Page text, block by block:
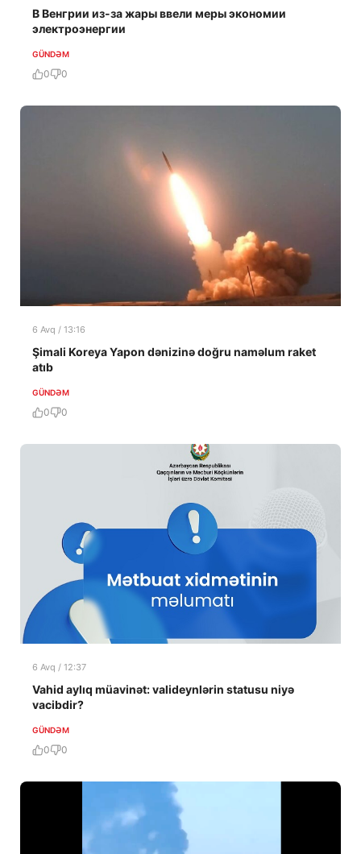
В Венгрии из-за жары ввели меры экономии
электроэнергии
GÜNDƏM
0 0
6 Avq / 13:16
Şimali Koreya Yapon dənizinə doğru naməlum raket
atıb
GÜNDƏM
0 0
6 Avq / 12:37
Vahid aylıq müavinət: valideynlərin statusu niyə
vacibdir?
GÜNDƏM
0 0